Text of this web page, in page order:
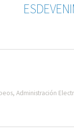
Administración